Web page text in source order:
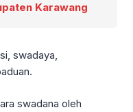
Karawang
swadaya,
swadana oleh